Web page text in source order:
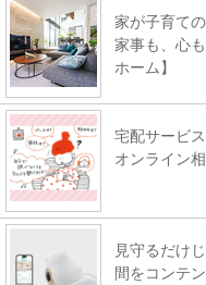
家が子育て
家事も、心
ホーム】
宅配サービ
オンライン
見守るだけ
間をコンテ